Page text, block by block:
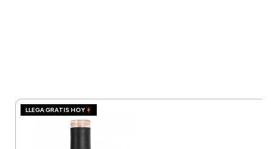
LLEGA GRATIS HOY